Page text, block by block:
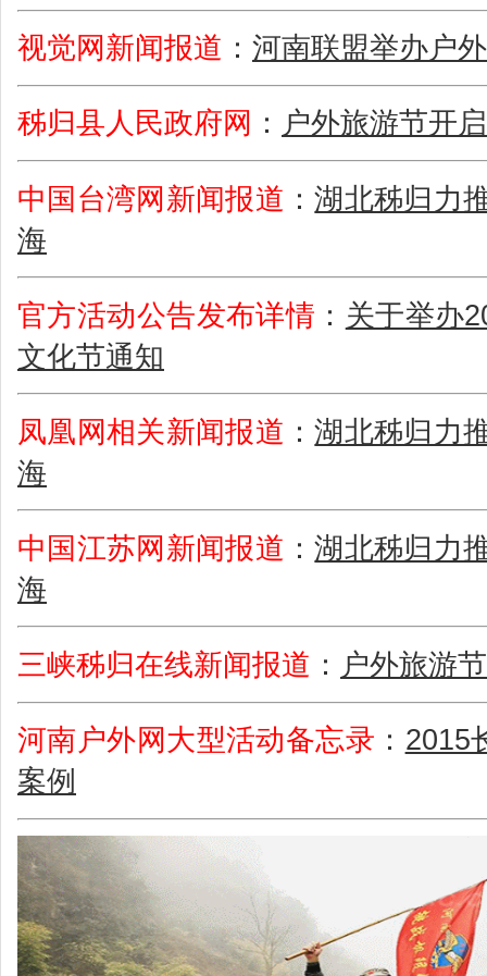
视觉网新闻报道 ： 河南联盟举办户
秭归县人民政府网 ： 户外旅游节开
中国台湾网新闻报道 ：湖北秭归力
海
官方活动公告发布详情 ： 关于举办
文化节通知
凤凰网相关新闻报道 ：湖北秭归力
海
中国江苏网新闻报道 ：湖北秭归力
海
三峡秭归在线新闻报道 ： 户外旅游
河南户外网大型活动备忘录 ： 2015
案例